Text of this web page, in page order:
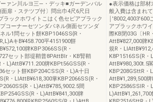
ァン川ルヨ三―・デッキ■ガーデンバル
扉・ステツプ付〕問出巾4尺6尺日
ラックホワイトこはく色セピアプラック
コーナーセツンダパネル側面セツンダ
ル1問セット餅KBP1046SS{R・
キB¥458.700平4151900餅
牌KBP3066SS(R・
セット部堤鞘普8PAttBlr・KB腎鞘
L)AttB¥711.200牌KBPt56GSS{R・
セット餅KBP204CSS(R・L)A十日
・LIAttB¥618,300掌KBP2066SS(R・
・L)AttB¥785,9002.5間
・L)AttB¥841,300牌
●表示価格は部材
般入費は含まれ
￨
アプラックホワ
際KB閉03G〔HR
AttB¥827,000牌
規R・
K8P1516SS(R・
AttB¥980,300t.5
KBP208GSttR・
AttB¥1,289,500
KBP2586SSIR・